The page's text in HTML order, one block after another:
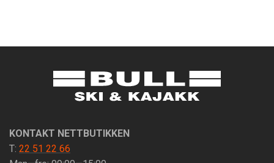
KONTAKT NETTBUTIKKEN
T: 22 51 22 66